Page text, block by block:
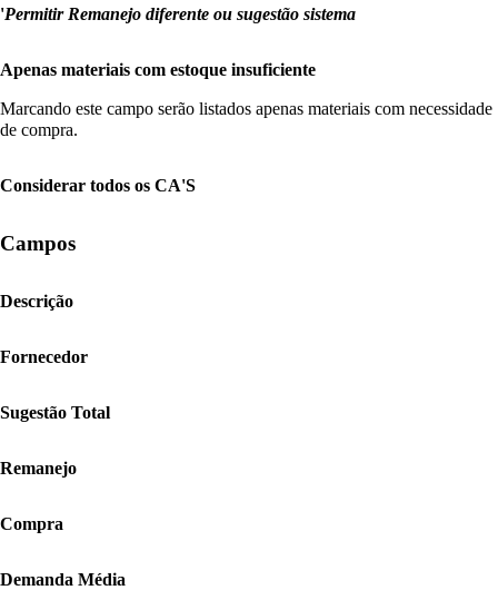
'Permitir Remanejo diferente ou sugestão sistema
Apenas materiais com estoque insuficiente
Marcando este campo serão listados apenas materiais com necessidade
de compra.
Considerar todos os CA'S
Campos
Descrição
Fornecedor
Sugestão Total
Remanejo
Compra
Demanda Média